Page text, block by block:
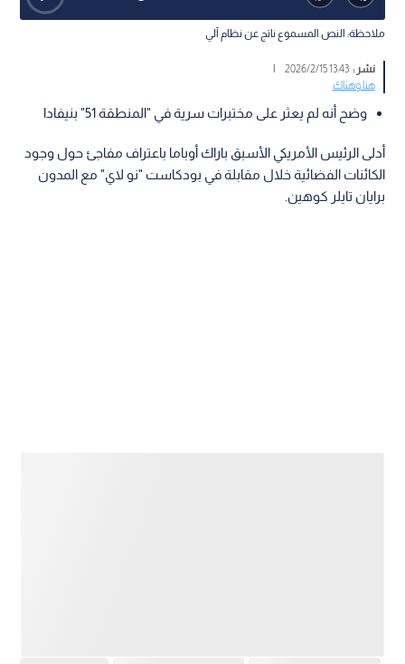
ملاحظة: النص المسموع ناتج عن نظام آلي
نشر :13:43 2026/2/15
|
هنا وهناك
وضح أنه لم يعثر على مختبرات سرية في "المنطقة 51" بنيفادا
أدلى الرئيس الأمريكي الأسبق باراك أوباما باعتراف مفاجئ حول وجود
الكائنات الفضائية خلال مقابلة في بودكاست "نو لاي" مع المدون
برايان تايلر كوهين.